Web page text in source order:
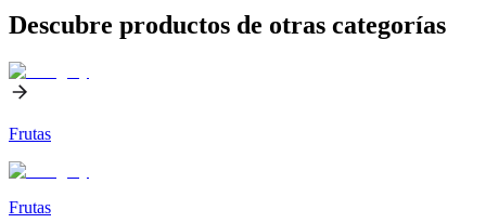
Descubre productos de otras categorías
Frutas
Frutas